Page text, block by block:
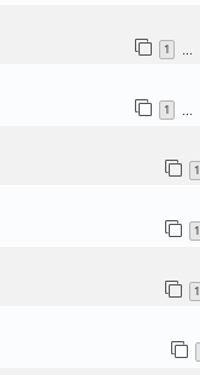
1
1
1
1
1